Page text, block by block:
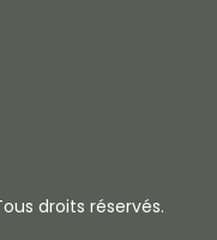
droits réservés.